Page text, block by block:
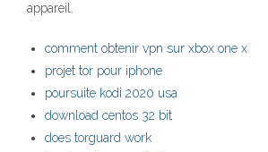
appareil.
comment obtenir vpn sur xbox one x
projet tor pour iphone
poursuite kodi 2020 usa
download centos 32 bit
does torguard work